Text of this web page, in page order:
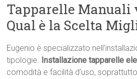
Tapparelle Manuali
Qual è la Scelta
Eugenio è specializzato
tipologie. Installazione tapparelle
comodità e facilità d’uso,